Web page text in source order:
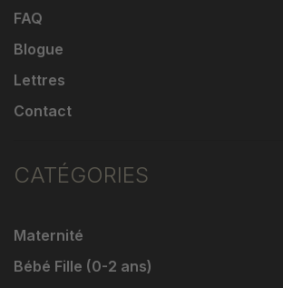
FAQ
Blogue
Lettres
Contact
CATÉGORIES
Maternité
Bébé Fille (0-2 ans)